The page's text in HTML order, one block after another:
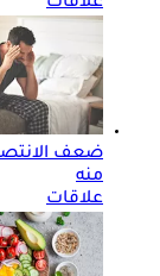
ضعف
منه
علاقات